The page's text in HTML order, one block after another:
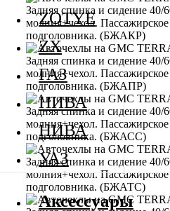
ZOTYE
ZX
ГАЗ
НИВА
НИВА
УАЗ
Аксессуары